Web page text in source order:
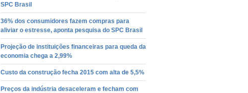
SPC Brasil
36% dos consumidores fazem compras para
aliviar o estresse, aponta pesquisa do SPC Brasil
Projeção de instituições financeiras para queda da
economia chega a 2,99%
Custo da construção fecha 2015 com alta de 5,5%
Preços da indústria desaceleram e fecham com